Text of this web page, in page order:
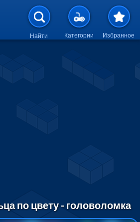
Перейти к основному
Найти Категории Избранное
по цвету - головоломка